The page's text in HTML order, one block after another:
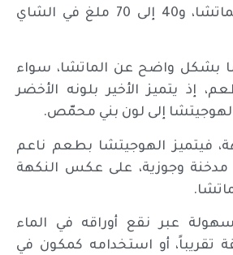
إلى 180 ملغ في الماتشا، و40 إلى 70 ملغ في الشاي
بشكل واضح عن الماتشا، سواء
إذ يتميز الأخير بلونه الأخضر
الهوجيتشا إلى لون بني محمّص.
فيتميز الهوجيتشا بطعم ناعم
وجوزية، على عكس النكهة
عبر نقع أوراقه في الماء
تقريباً، أو استخدامه كمكون في